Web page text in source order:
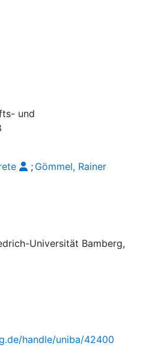
und
; Gömmel, Rainer
Universität Bamberg,
handle/uniba/42400